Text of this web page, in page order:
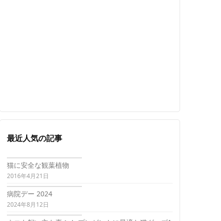
最近人気の記事
猫に安全な観葉植物
2016年4月21日
病院デー 2024
2024年8月12日